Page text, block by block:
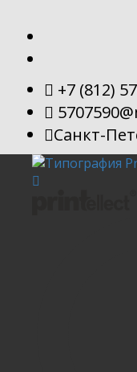
+7 (812)
Санкт-